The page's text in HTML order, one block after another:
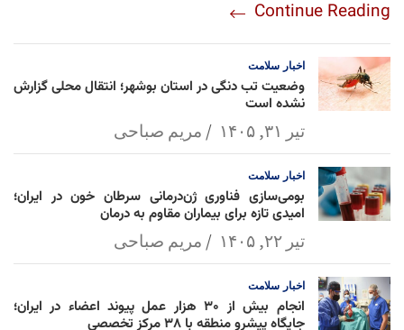
ok
Ap
p
Lin
k
l
Continue Reading
اخبار سلامت
وضعیت تب دنگی در استان بوشهر؛ انتقال محلی گزارش
نشده است
تیر ۳۱, ۱۴۰۵ مریم صباحی
اخبار سلامت
بومی‌سازی فناوری ژن‌درمانی سرطان خون در ایران؛
امیدی تازه برای بیماران مقاوم به درمان
تیر ۲۲, ۱۴۰۵ مریم صباحی
اخبار سلامت
انجام بیش از ۳۰ هزار عمل پیوند اعضاء در ایران؛
جایگاه پیشرو منطقه با ۳۸ مرکز تخصصی